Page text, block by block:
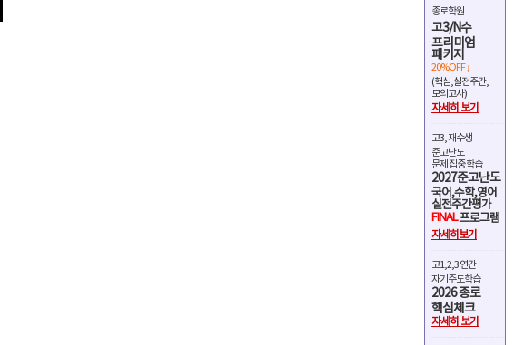
종로학원
고3/N수
프리미엄
패키지
20%OFF ↓
(핵심,실전주간,
모의고사)
자세히 보기
고3, 재수생
준고난도
문제 집중 학습
2027준고난도
국어,수학,영어
실전주간평가
FINAL프로그램
자세히보기
고1,2,3 연간
자기주도학습
2026 종로
핵심체크
자세히 보기